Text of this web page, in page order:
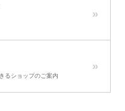
るショップのご案内